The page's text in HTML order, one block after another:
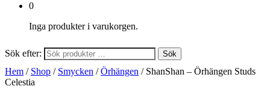
0
Inga produkter i varukorgen.
Sök efter: Sök
Hem / Shop / Smycken /Örhängen / ShanShan – Örhängen Studs
Celestia